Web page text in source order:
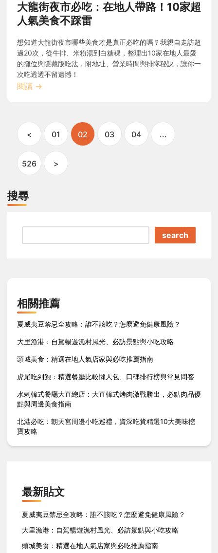
大龍街夜市必吃：在地人帶路！10家超
人氣美食不踩雷
想知道大龍街夜市哪些美食才是真正必吃的嗎？我親自走訪超
過20次，從牛排、米粉湯到白糖稞，整理出10家在地人最愛
的攤位與隱藏版吃法，附地址、營業時間與排隊秘訣，讓你一
次吃透透不留遺憾！
閱讀 →
< 01 02 03 04 ...
526 >
搜尋
search
相關推薦
夏威夷豆禁忌全攻略：誰不該吃？怎麼避免健康風險？
大里漁港：自駕暢遊漁村風光、必訪景點與小吃攻略
頭城美食：精選在地人氣店家與必吃推薦指南
虎尾吃到飽：精選餐廳比較懶人包、口碑排行榜與常見問答
水剌韓式餐廳大直總店：大直韓式烤肉激戰勝出，必點肉品優
點與周邊美食指南
北港必吃：朝天宮周邊小吃巡禮，資深吃貨精選10大美味挖
寶攻略
最新貼文
夏威夷豆禁忌全攻略：誰不該吃？怎麼避免健康風險？
大里漁港：自駕暢遊漁村風光、必訪景點與小吃攻略
頭城美食：精選在地人氣店家與必吃推薦指南